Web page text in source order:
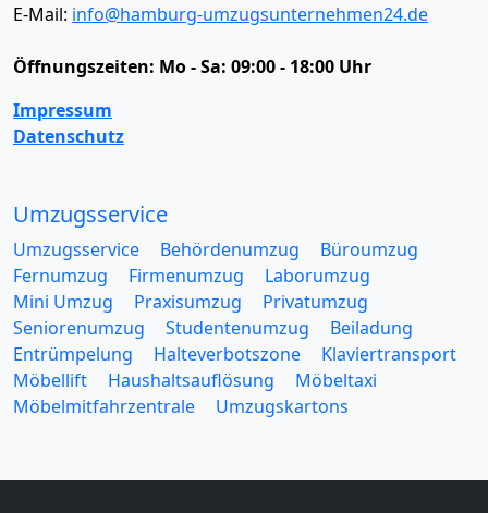
E-Mail: info@hamburg-umzugsunternehmen24.de
Öffnungszeiten: Mo - Sa: 09:00 - 18:00 Uhr
Impressum
Datenschutz
Umzugsservice
Umzugsservice Behördenumzug
Büroumzug
Fernumzug
Firmenumzug
Laborumzug
Mini Umzug
Praxisumzug
Privatumzug
Seniorenumzug
Studentenumzug
Beiladung
Entrümpelung
Halteverbotszone
Klaviertransport
Möbellift
Haushaltsauflösung
Möbeltaxi
Möbelmitfahrzentrale
Umzugskartons